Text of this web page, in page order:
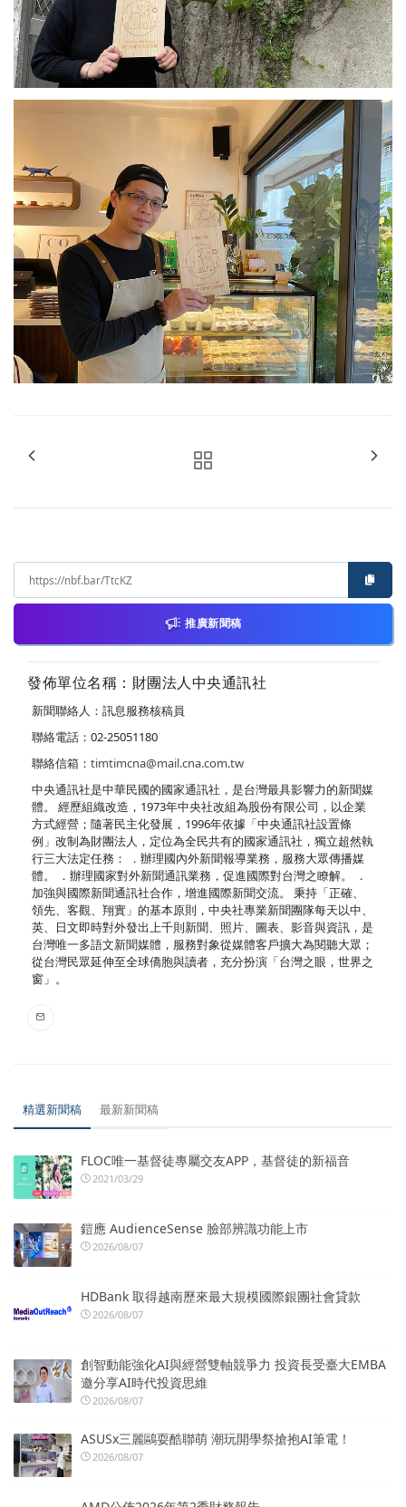
推廣新聞稿
發佈單位名稱：財團法人中央通訊社
新聞聯絡人：訊息服務核稿員
聯絡電話：02-25051180
聯絡信箱： timtimcna@mail.cna.com.tw
中央通訊社是中華民國的國家通訊社，是台灣最具影響力的新聞媒
體。 經歷組織改造，1973年中央社改組為股份有限公司，以企業
方式經營；隨著民主化發展，1996年依據「中央通訊社設置條
例」改制為財團法人，定位為全民共有的國家通訊社，獨立超然執
行三大法定任務： ．辦理國內外新聞報導業務，服務大眾傳播媒
體。 ．辦理國家對外新聞通訊業務，促進國際對台灣之瞭解。 ．
加強與國際新聞通訊社合作，增進國際新聞交流。 秉持「正確、
領先、客觀、翔實」的基本原則，中央社專業新聞團隊每天以中、
英、日文即時對外發出上千則新聞、照片、圖表、影音與資訊，是
台灣唯一多語文新聞媒體，服務對象從媒體客戶擴大為閱聽大眾；
從台灣民眾延伸至全球僑胞與讀者，充分扮演「台灣之眼，世界之
窗」。
精選新聞稿 最新新聞稿
FLOC唯一基督徒專屬交友APP，基督徒的新福音
2021/03/29
鎧應 AudienceSense 臉部辨識功能上市
2026/08/07
HDBank 取得越南歷來最大規模國際銀團社會貸款
2026/08/07
創智動能強化AI與經營雙軸競爭力 投資長受臺大EMBA
邀分享AI時代投資思維
2026/08/07
ASUSx三麗鷗耍酷聯萌 潮玩開學祭搶抱AI筆電！
2026/08/07